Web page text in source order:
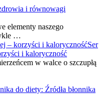
i równowagi
elementy naszego
…
Ser
i kaloryczność
w walce o szczupłą